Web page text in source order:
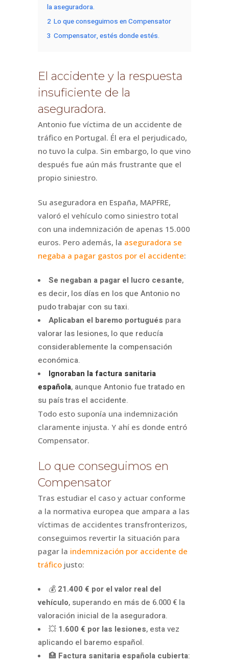
la aseguradora.
2 Lo que conseguimos en Compensator
3 Compensator, estés donde estés.
El accidente y la respuesta
insuficiente de la
aseguradora.
Antonio fue víctima de un accidente de
tráfico en Portugal. Él era el perjudicado,
no tuvo la culpa. Sin embargo, lo que vino
después fue aún más frustrante que el
propio siniestro.
Su aseguradora en España, MAPFRE,
valoró el vehículo como siniestro total
con una indemnización de apenas 15.000
euros. Pero además, la aseguradora se
negaba a pagar gastos por el accidente:
Se negaban a pagar el lucro cesante,
es decir, los días en los que Antonio no
pudo trabajar con su taxi.
Aplicaban el baremo portugués para
valorar las lesiones, lo que reducía
considerablemente la compensación
económica.
Ignoraban la factura sanitaria
española, aunque Antonio fue tratado en
su país tras el accidente.
Todo esto suponía una indemnización
claramente injusta. Y ahí es donde entró
Compensator.
Lo que conseguimos en
Compensator
Tras estudiar el caso y actuar conforme
a la normativa europea que ampara a las
víctimas de accidentes transfronterizos,
conseguimos revertir la situación para
pagar la indemnización por accidente de
tráfico justo:
💰 21.400 € por el valor real del
vehículo, superando en más de 6.000 € la
valoración inicial de la aseguradora.
💥 1.600 € por las lesiones, esta vez
aplicando el baremo español.
🏥 Factura sanitaria española cubierta: